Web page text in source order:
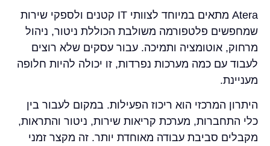
Atera מתאים במיוחד לצוותי IT קטנים ולספקי שירות
שמחפשים פלטפורמה משולבת הכוללת ניטור, ניהול
מרחוק, אוטומציה ותמיכה. עבור עסקים שלא רוצים
לעבוד עם כמה מערכות נפרדות, זו יכולה להיות חלופה
מעניינת.
היתרון המרכזי הוא ריכוז הפעילות. במקום לעבור בין
כלי התחברות, מערכת קריאות שירות, ניטור והתראות,
מקבלים סביבת עבודה מאוחדת יותר. זה מקצר זמני